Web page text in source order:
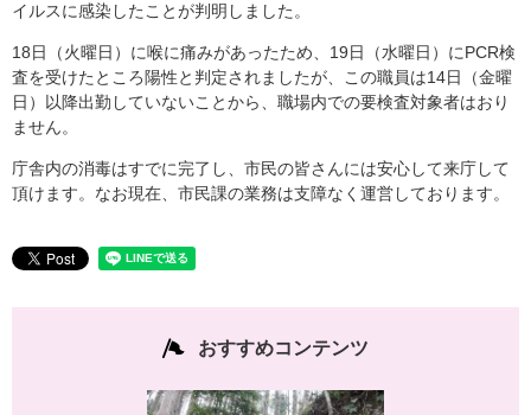
イルスに感染したことが判明しました。
18日（火曜日）に喉に痛みがあったため、19日（水曜日）にPCR検
査を受けたところ陽性と判定されましたが、この職員は14日（金曜
日）以降出勤していないことから、職場内での要検査対象者はおり
ません。
庁舎内の消毒はすでに完了し、市民の皆さんには安心して来庁して
頂けます。なお現在、市民課の業務は支障なく運営しております。
おすすめコンテンツ